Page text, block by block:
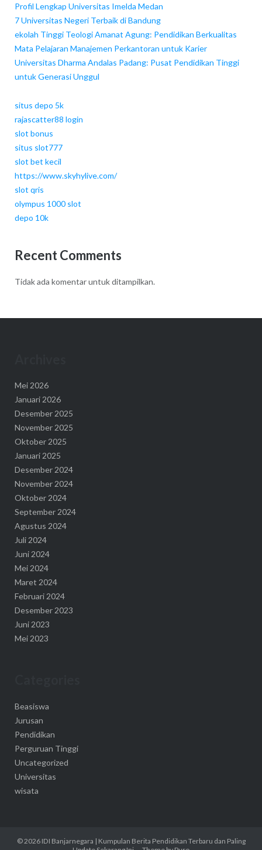
Profil Lengkap Universitas Imelda Medan
7 Universitas Negeri Terbaik di Bandung
ekolah Tinggi Teologi Amanat Agung: Pendidikan Berkualitas
Mata Pelajaran Manajemen Perkantoran untuk Karier
Universitas Dharma Andalas Padang: Pusat Pendidikan Tinggi
untuk Generasi Unggul
situs depo 5k
rajascatter88 login
slot bonus
situs slot777
slot bet kecil
https://www.skyhylive.com/
slot qris
olympus 1000 slot
depo 10k
Recent Comments
Tidak ada komentar untuk ditampilkan.
Mei 2026
Januari 2026
Desember 2025
November 2025
Oktober 2025
Januari 2025
Desember 2024
November 2024
Oktober 2024
September 2024
Agustus 2024
Juli 2024
Juni 2024
Mei 2024
Maret 2024
Februari 2024
Desember 2023
Juni 2023
Mei 2023
Beasiswa
Jurusan
Pendidikan
Perguruan Tinggi
Uncategorized
Universitas
wisata
© 2026 IDI Banjarnegara | Kumpulan Berita Pendidikan Terbaru dan Paling